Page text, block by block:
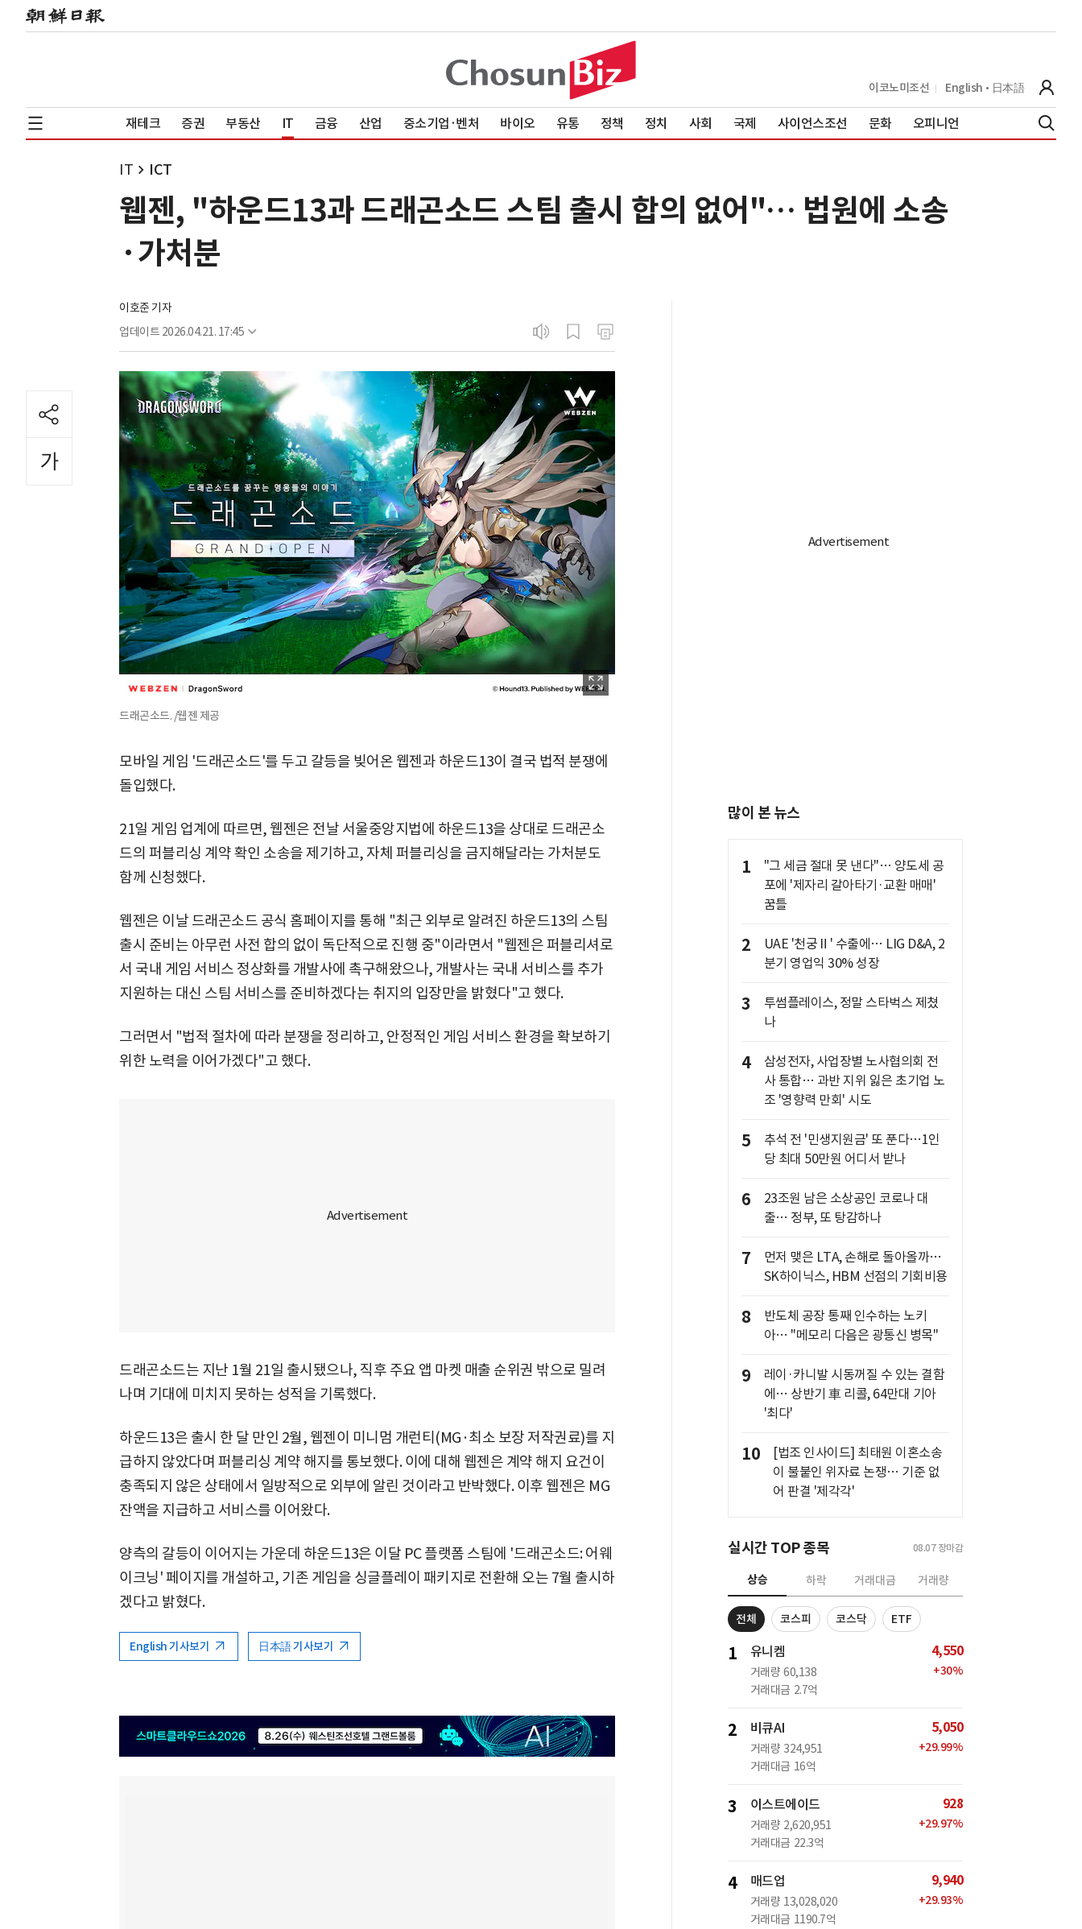
이코노미조선 English 日本語
재테크 증권 부동산 IT 금융 산업 중소기업·벤처 바이오 유통 정책 정치 사회 국제 사이언스조선 문화 오피니언
IT ICT
웹젠, "하운드13과 드래곤소드 스팀 출시 합의 없어"… 법원에 소송
·가처분
이호준 기자
업데이트 2026.04.21. 17:45
드래곤소드. /웹젠 제공
모바일 게임 '드래곤소드'를 두고 갈등을 빚어온 웹젠과 하운드13이 결국 법적 분쟁에
돌입했다.
21일 게임 업계에 따르면, 웹젠은 전날 서울중앙지법에 하운드13을 상대로 드래곤소
드의 퍼블리싱 계약 확인 소송을 제기하고, 자체 퍼블리싱을 금지해달라는 가처분도
함께 신청했다.
웹젠은 이날 드래곤소드 공식 홈페이지를 통해 "최근 외부로 알려진 하운드13의 스팀
출시 준비는 아무런 사전 합의 없이 독단적으로 진행 중"이라면서 "웹젠은 퍼블리셔로
서 국내 게임 서비스 정상화를 개발사에 촉구해왔으나, 개발사는 국내 서비스를 추가
지원하는 대신 스팀 서비스를 준비하겠다는 취지의 입장만을 밝혔다"고 했다.
그러면서 "법적 절차에 따라 분쟁을 정리하고, 안정적인 게임 서비스 환경을 확보하기
위한 노력을 이어가겠다"고 했다.
드래곤소드는 지난 1월 21일 출시됐으나, 직후 주요 앱 마켓 매출 순위권 밖으로 밀려
나며 기대에 미치지 못하는 성적을 기록했다.
하운드13은 출시 한 달 만인 2월, 웹젠이 미니멈 개런티(MG·최소 보장 저작권료)를 지
급하지 않았다며 퍼블리싱 계약 해지를 통보했다. 이에 대해 웹젠은 계약 해지 요건이
충족되지 않은 상태에서 일방적으로 외부에 알린 것이라고 반박했다. 이후 웹젠은 MG
잔액을 지급하고 서비스를 이어왔다.
양측의 갈등이 이어지는 가운데 하운드13은 이달 PC 플랫폼 스팀에 '드래곤소드: 어웨
이크닝' 페이지를 개설하고, 기존 게임을 싱글플레이 패키지로 전환해 오는 7월 출시하
겠다고 밝혔다.
English 기사보기 日本語 기사보기
많이 본 뉴스
1
"그 세금 절대 못 낸다"… 양도세 공
포에 '제자리 갈아타기·교환 매매'
꿈틀
2
UAE '천궁Ⅱ' 수출에… LIG D&A, 2
분기 영업익 30% 성장
3
투썸플레이스, 정말 스타벅스 제쳤
나
4
삼성전자, 사업장별 노사협의회 전
사 통합… 과반 지위 잃은 초기업 노
조 '영향력 만회' 시도
5
추석 전 '민생지원금' 또 푼다…1인
당 최대 50만원 어디서 받나
6
23조원 남은 소상공인 코로나 대
출… 정부, 또 탕감하나
7
먼저 맺은 LTA, 손해로 돌아올까…
SK하이닉스, HBM 선점의 기회비용
8
반도체 공장 통째 인수하는 노키
아… "메모리 다음은 광통신 병목"
9
레이·카니발 시동꺼질 수 있는 결함
에… 상반기 車 리콜, 64만대 기아
'최다'
10
[법조 인사이드] 최태원 이혼소송
이 불붙인 위자료 논쟁… 기준 없
어 판결 '제각각'
실시간 TOP 종목 08.07 장마감
상승 하락 거래대금 거래량
전체 코스피 코스닥 ETF
1 유니켐
거래량 60,138
거래대금 2.7억
4,550
+30%
2 비큐AI
거래량 324,951
거래대금 16억
5,050
+29.99%
3 이스트에이드
거래량 2,620,951
거래대금 22.3억
928
+29.97%
4 매드업
거래량 13,028,020
거래대금 1190.7억
9,940
+29.93%